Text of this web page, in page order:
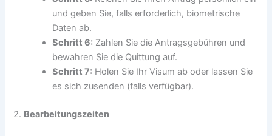
und geben Sie, falls erforderlich, biometrische
Daten ab.
Schritt 6: Zahlen Sie die Antragsgebühren und
bewahren Sie die Quittung auf.
Schritt 7: Holen Sie Ihr Visum ab oder lassen Sie
es sich zusenden (falls verfügbar).
2. Bearbeitungszeiten